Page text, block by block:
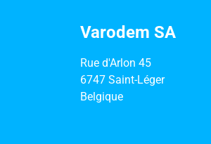
Varodem SA
Rue d'Arlon 45
6747 Saint-Léger
Belgique